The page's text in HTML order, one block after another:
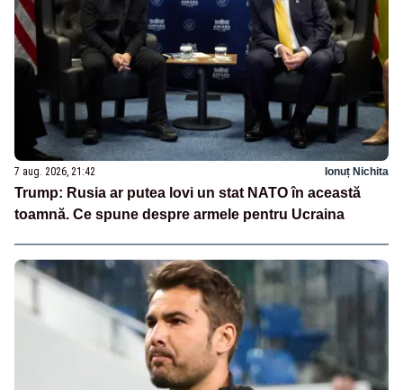
7 aug. 2026, 21:42 Ionuț Nichita
Trump: Rusia ar putea lovi un stat NATO în această
toamnă. Ce spune despre armele pentru Ucraina